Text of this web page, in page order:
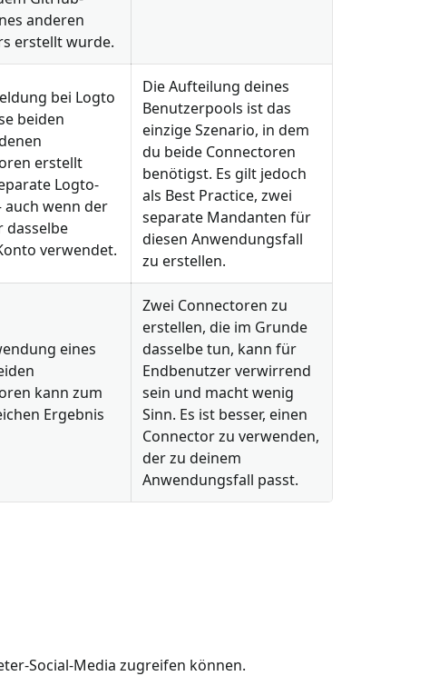
anderen
erstellt wurde.
bei Logto
beiden
erstellt
Logto-
auch wenn der
dasselbe
verwendet.
Die Aufteilung deines
Benutzerpools ist das
einzige Szenario, in dem
du beide Connectoren
benötigst. Es gilt jedoch
als Best Practice, zwei
separate Mandanten für
diesen Anwendungsfall
zu erstellen.
eines
kann zum
Ergebnis
Zwei Connectoren zu
erstellen, die im Grunde
dasselbe tun, kann für
Endbenutzer verwirrend
sein und macht wenig
Sinn. Es ist besser, einen
Connector zu verwenden,
der zu deinem
Anwendungsfall passt.
Social-Media zugreifen können.